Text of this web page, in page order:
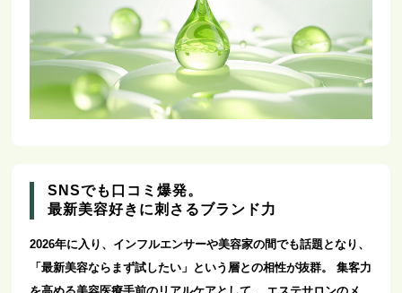
SNSでも口コミ爆発。
最新美容好きに刺さるブランド力
2026年に入り、インフルエンサーや美容家の間でも話題となり、
「最新美容ならまず試したい」という層との相性が抜群。
集客力